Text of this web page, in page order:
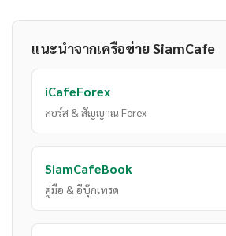
แนะนำจากเครือข่าย SiamCafe
iCafeForex
คอร์ส & สัญญาณ Forex
SiamCafeBook
คู่มือ & อีบุ๊กเทรด